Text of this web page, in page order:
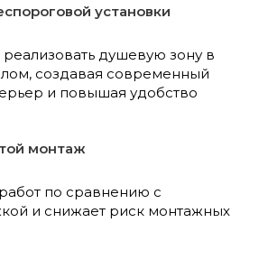
установки
душевую зону в
создавая современный
и повышая удобство
монтаж
по сравнению с
и снижает риск монтажных